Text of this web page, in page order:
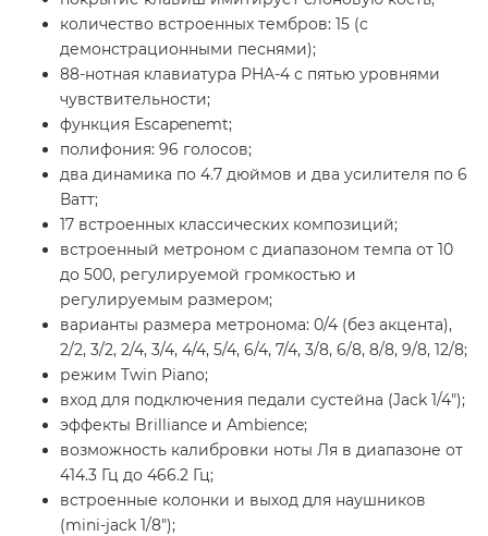
количество встроенных тембров: 15 (с
демонстрационными песнями);
88-нотная клавиатура PHA-4 с пятью уровнями
чувствительности;
функция Escapenemt;
полифония: 96 голосов;
два динамика по 4.7 дюймов и два усилителя по 6
Ватт;
17 встроенных классических композиций;
встроенный метроном с диапазоном темпа от 10
до 500, регулируемой громкостью и
регулируемым размером;
варианты размера метронома: 0/4 (без акцента),
2/2, 3/2, 2/4, 3/4, 4/4, 5/4, 6/4, 7/4, 3/8, 6/8, 8/8, 9/8, 12/8;
режим Twin Piano;
вход для подключения педали сустейна (Jack 1/4");
эффекты Brilliance и Ambience;
возможность калибровки ноты Ля в диапазоне от
414.3 Гц до 466.2 Гц;
встроенные колонки и выход для наушников
(mini-jack 1/8");